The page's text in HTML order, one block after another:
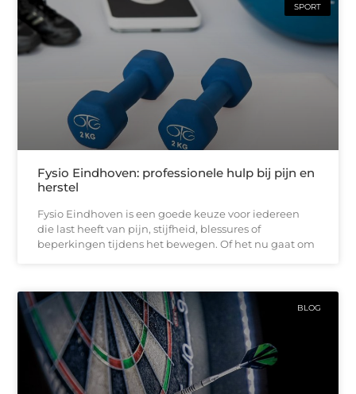
SPORT
Fysio Eindhoven: professionele hulp bij pijn en
herstel
Fysio Eindhoven is een goede keuze voor iedereen
die last heeft van pijn, stijfheid, blessures of
beperkingen tijdens het bewegen. Of het nu gaat om
BLOG